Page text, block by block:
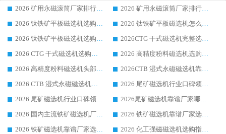
2026 矿用永磁滚筒厂家排行榜选购干货指南 行业口碑标杆华体会手机网页版-华体会(中国) 实力出众
2026 矿用永磁滚筒厂家排行榜选购指南，行业口碑领域强者华体会手机网页版-华体会(中国)
2026 钛铁矿平板磁选机选购全攻略 市场公认优质品牌厂家实力排行榜
2026 钛铁矿平板磁选机怎么选 靠谱生产企业实力排行榜选购参考攻略
2026 钛铁矿平板磁选机选购指南 行业口碑优选品牌生产企业实力排行榜
2026CTG 干式磁选机完整选购指南 行业口碑顶尖靠谱生产龙头厂家实力推荐
2026 CTG 干式磁选机选购指南|行业口碑靠谱生产厂家领域强者推荐
2026 高精度粉料磁选机选购全攻略 行业优质品牌华体会手机网页版-华体会(中国) 实力深度解析
2026 高精度粉料磁选机头部厂家选购指南 行业口碑靠谱品牌推荐 领域强者华体会手机网页版-华体会(中国) 解析
2026CTB 湿式永磁磁选机靠谱厂家实力排行榜 铁矿选矿设备采购全流程选购指南
2026 CTB 湿式永磁磁选机选购指南|行业口碑良好品牌推荐，领域强者华体会手机网页版-华体会(中国)
2026 尾矿磁选机行业口碑领域强者，源头直供国内主流厂家华体会手机网页版-华体会(中国) 一站式服务
2026 尾矿磁选机行业口碑领域强者，源头直供国内主流厂家华体会手机网页版-华体会(中国) 一站式服务
2026尾矿磁选机靠谱厂家哪家好 行业口碑领域强者华体会手机网页版-华体会(中国) 推荐
2026 国内主流铁矿磁选机厂家选购指南|行业口碑好品牌推荐，领域强者华体会手机网页版-华体会(中国)
2026 铁矿磁选机靠谱厂家选购全攻略 行业标杆华体会手机网页版-华体会(中国) 设备性价比出众
2026 铁矿磁选机靠谱厂家选购指南，领域强者华体会手机网页版-华体会(中国) 铁矿磁选机性价比高
2026 化工强磁磁选机选购指南 5 家行业口碑靠谱厂家领域强者推荐